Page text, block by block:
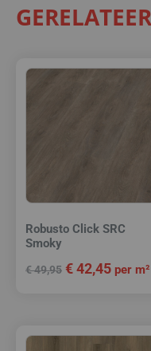
Robusto Click SRC
Smoky
€49,95 €42,45 per m²